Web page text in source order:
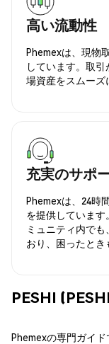
高い流動性
Phemexは、現物
しています。取
場資産をスムーズ
充実のサポ
Phemexは、24時
を提供していま
ミュニティ内で
おり、困ったとき
PESHI
Phemexの専門ガイド